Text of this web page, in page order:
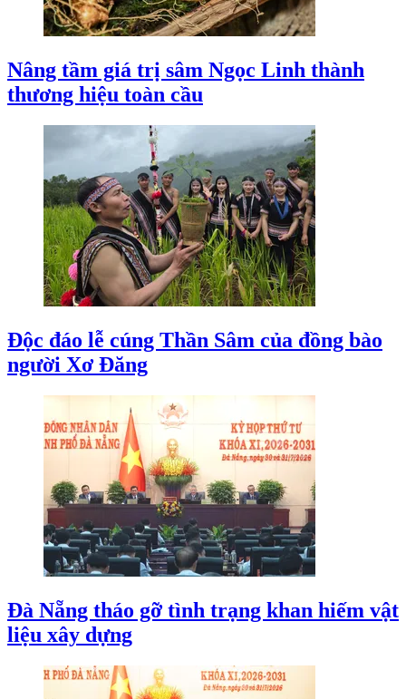
Nâng tầm giá trị sâm Ngọc Linh thành
thương hiệu toàn cầu
Độc đáo lễ cúng Thần Sâm của đồng bào
người Xơ Đăng
Đà Nẵng tháo gỡ tình trạng khan hiếm vật
liệu xây dựng